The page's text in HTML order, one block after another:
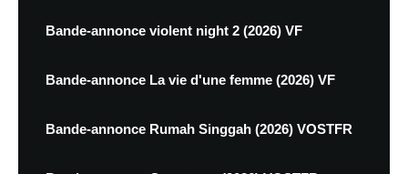
Bande-annonce violent night 2 (2026) VF
Bande-annonce La vie d'une femme (2026) VF
Bande-annonce Rumah Singgah (2026) VOSTFR